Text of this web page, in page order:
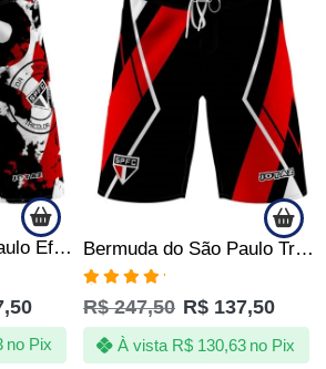
Bermuda do São Paulo Efect Tricolor Tactel Elastano Oficial
no Pix
Bermuda do São Paulo Tricolor SPFC Tactel com Elastano Oficial
Avaliação
5.00de 5
R$247,50 R$ 137,50
À vista R$130,63 no Pix